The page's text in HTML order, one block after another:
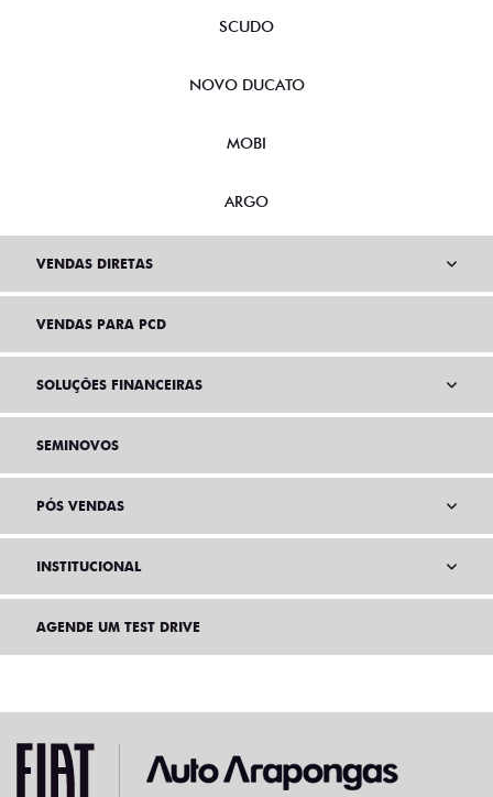
SCUDO
NOVO DUCATO
MOBI
ARGO
VENDAS DIRETAS
VENDAS PARA PCD
SOLUÇÕES FINANCEIRAS
SEMINOVOS
PÓS VENDAS
INSTITUCIONAL
AGENDE UM TEST DRIVE